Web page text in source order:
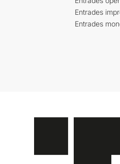
Entrades
Entrades